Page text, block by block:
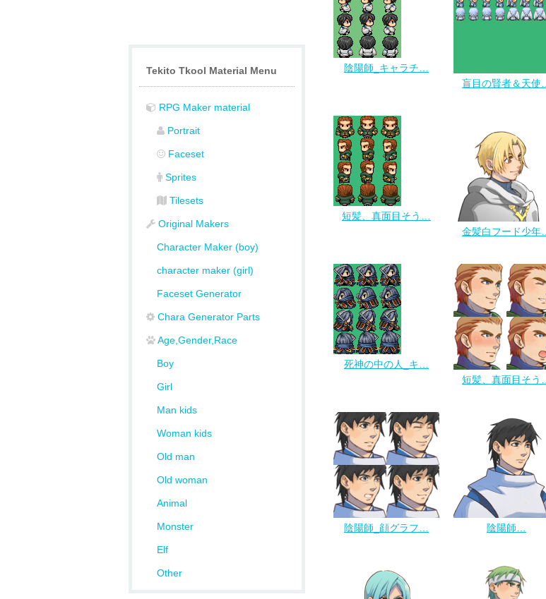
陰陽師_キャラチ…
盲目の賢者＆天使…
短髪、真面目そう…
金髪白フード少年…
死神の中の人_キ…
短髪、真面目そう…
陰陽師_顔グラフ… 陰陽師…
Tekito Tkool Material Menu
RPG Maker material
Portrait
Faceset
Sprites
Tilesets
Original Makers
Character Maker (boy)
character maker (girl)
Faceset Generator
Chara Generator Parts
Age,Gender,Race
Boy
Girl
Man kids
Woman kids
Old man
Old woman
Animal
Monster
Elf
Other